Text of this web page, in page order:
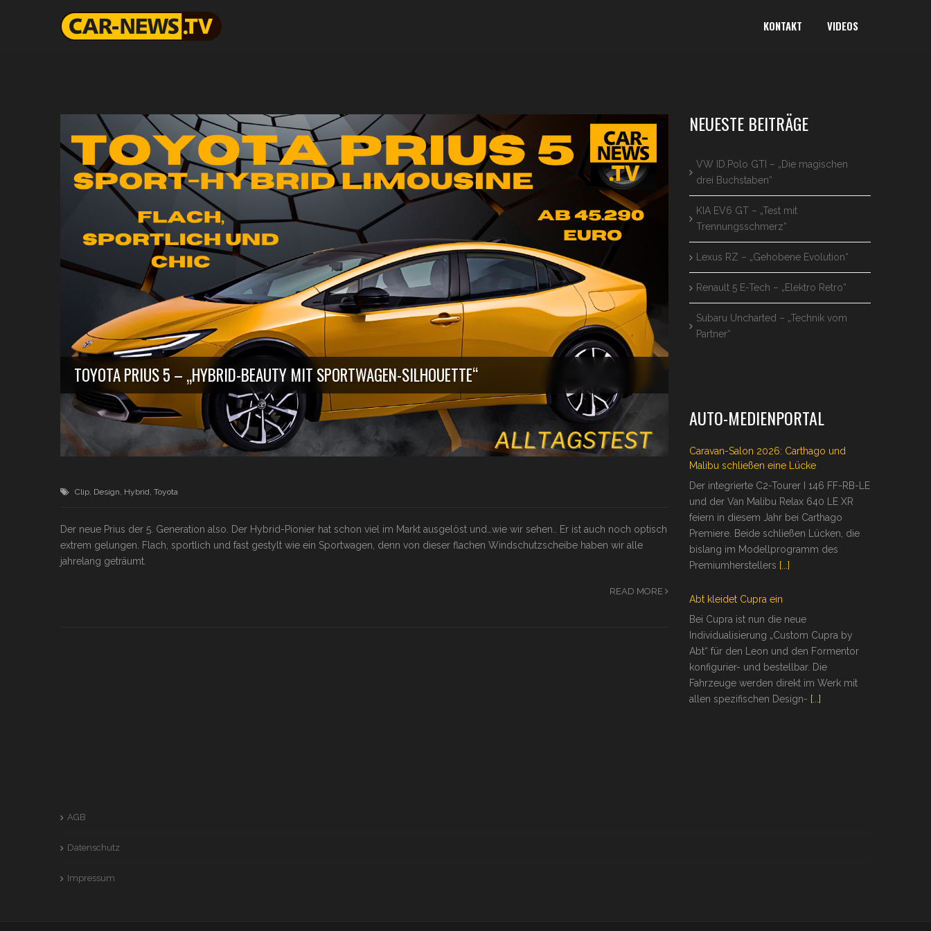
KONTAKT VIDEOS
TOYOTA PRIUS 5 – „HYBRID-BEAUTY MIT SPORTWAGEN-SILHOUETTE“
Clip Design Hybrid Toyota
Der neue Prius der 5. Generation also. Der Hybrid-Pionier hat schon viel im Markt ausgelöst und…wie wir sehen.. Er ist auch noch optisch
extrem gelungen. Flach, sportlich und fast gestylt wie ein Sportwagen, denn von dieser flachen Windschutzscheibe haben wir alle
jahrelang geträumt.
READ MORE
NEUESTE BEITRÄGE
VW ID.Polo GTI – „Die magischen
drei Buchstaben“
KIA EV6 GT – „Test mit
Trennungsschmerz“
Lexus RZ – „Gehobene Evolution“
Renault 5 E-Tech – „Elektro Retro“
Subaru Uncharted – „Technik vom
Partner“
AUTO-MEDIENPORTAL
Caravan-Salon 2026: Carthago und
Malibu schließen eine Lücke
Der integrierte C2-Tourer I 146 FF-RB-LE
und der Van Malibu Relax 640 LE XR
feiern in diesem Jahr bei Carthago
Premiere. Beide schließen Lücken, die
bislang im Modellprogramm des
Premiumherstellers [...]
Abt kleidet Cupra ein
Bei Cupra ist nun die neue
Individualisierung „Custom Cupra by
Abt“ für den Leon und den Formentor
konfigurier- und bestellbar. Die
Fahrzeuge werden direkt im Werk mit
allen spezifischen Design- [...]
AGB
Datenschutz
Impressum